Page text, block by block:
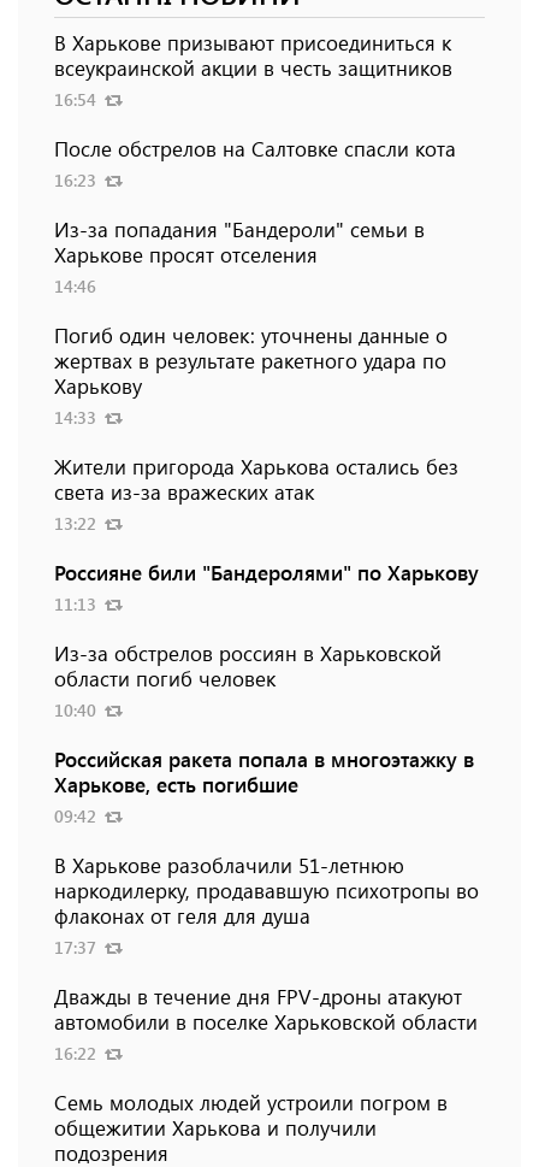
В Харькове призывают присоединиться к
всеукраинской акции в честь защитников
16:54
После обстрелов на Салтовке спасли кота
16:23
Из-за попадания "Бандероли" семьи в
Харькове просят отселения
14:46
Погиб один человек: уточнены данные о
жертвах в результате ракетного удара по
Харькову
14:33
Жители пригорода Харькова остались без
света из-за вражеских атак
13:22
Россияне били "Бандеролями" по Харькову
11:13
Из-за обстрелов россиян в Харьковской
области погиб человек
10:40
Российская ракета попала в многоэтажку в
Харькове, есть погибшие
09:42
В Харькове разоблачили 51-летнюю
наркодилерку, продававшую психотропы во
флаконах от геля для душа
17:37
Дважды в течение дня FPV-дроны атакуют
автомобили в поселке Харьковской области
16:22
Семь молодых людей устроили погром в
общежитии Харькова и получили
подозрения